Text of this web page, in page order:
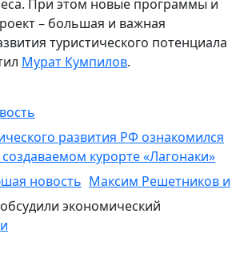
При этом новые программы и
– большая и важная
туристического потенциала
Мурат Кумпилов.
развития РФ ознакомился
курорте «Лагонаки»
новость Максим Решетников и
обсудили экономический